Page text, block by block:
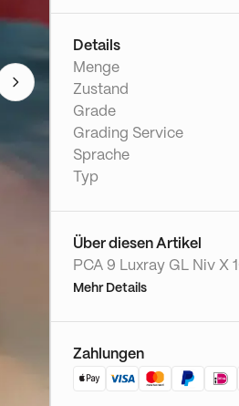
Details
Menge
Zustand
Grade
Grading Service
Sprache
Typ
Über diesen Artikel
PCA 9 Luxray GL Niv X
Pokémon Française
son Poké-Power
mécanique des cartes
Mehr Details
Zahlungen